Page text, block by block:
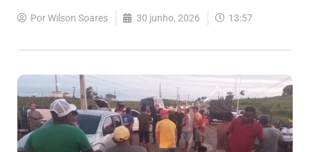
PorWilson Soares 30 junho, 2026 13:57